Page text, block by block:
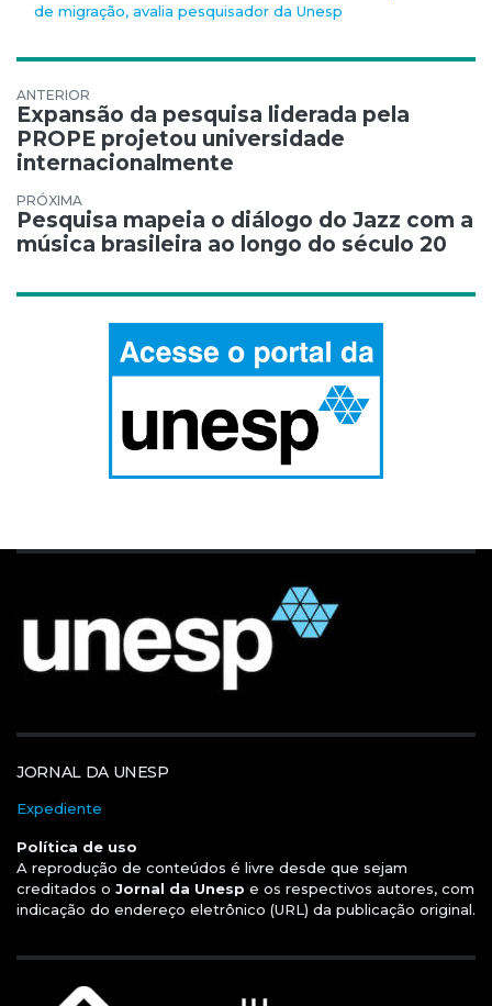
de migração, avalia pesquisador da Unesp
Navegação de Post
Expansão da pesquisa liderada pela
PROPE projetou universidade
internacionalmente
Pesquisa mapeia o diálogo do Jazz com a
música brasileira ao longo do século 20
JORNAL DA UNESP
Expediente
Política de uso
A reprodução de conteúdos é livre desde que sejam
creditados o Jornal da Unesp e os respectivos autores, com
indicação do endereço eletrônico (URL) da publicação original.